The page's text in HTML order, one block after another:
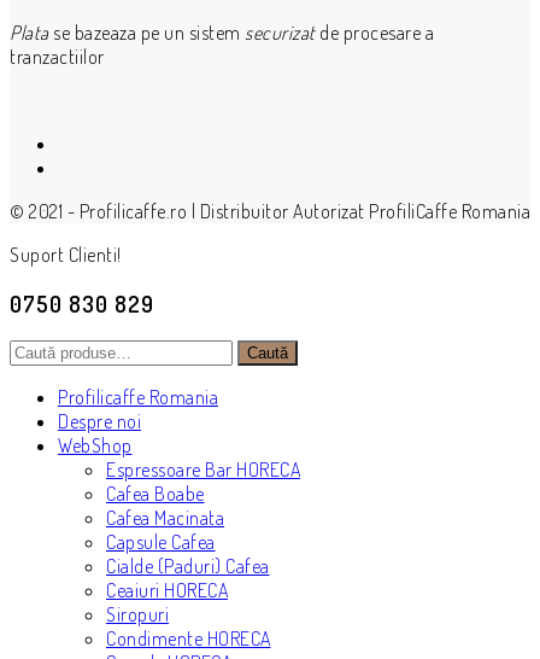
Platase bazeaza pe un sistem securizatde procesare a
tranzactiilor
© 2021 - Profilicaffe.ro | Distribuitor Autorizat ProfiliCaffe Romania
Suport Clienti!
0750 830 829
Caută
Caută
Profilicaffe Romania
Despre noi
WebShop
Espressoare Bar HORECA
Cafea Boabe
Cafea Macinata
Capsule Cafea
Cialde (Paduri) Cafea
Ceaiuri HORECA
Siropuri
Condimente HORECA